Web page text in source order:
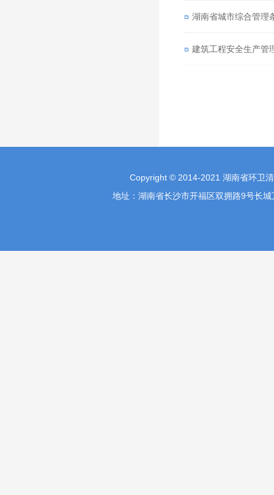
湖南省城市综合管理
建筑工程安全生产管
Copyright © 2014-2021 湖南省环
地址：湖南省长沙市开福区双拥路9号